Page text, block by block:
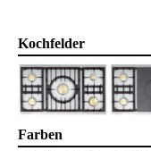
Kochfelder
Farben